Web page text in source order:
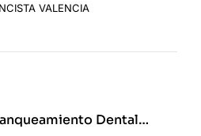
VALENCIA
Dental